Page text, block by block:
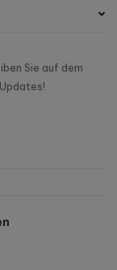
Sie auf dem